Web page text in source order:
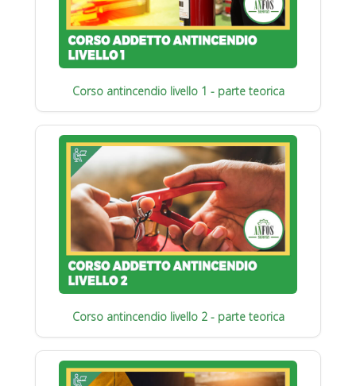
Corso antincendio livello 1 - parte teorica
Corso antincendio livello 2 - parte teorica